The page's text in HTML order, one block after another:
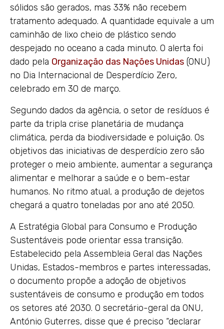
sólidos são gerados, mas 33% não recebem
tratamento adequado. A quantidade equivale a um
caminhão de lixo cheio de plástico sendo
despejado no oceano a cada minuto. O alerta foi
dado pela Organização das Nações Unidas (ONU)
no Dia Internacional de Desperdício Zero,
celebrado em 30 de março.
Segundo dados da agência, o setor de resíduos é
parte da tripla crise planetária de mudança
climática, perda da biodiversidade e poluição. Os
objetivos das iniciativas de desperdício zero são
proteger o meio ambiente, aumentar a segurança
alimentar e melhorar a saúde e o bem-estar
humanos. No ritmo atual, a produção de dejetos
chegará a quatro toneladas por ano até 2050.
A Estratégia Global para Consumo e Produção
Sustentáveis ​​pode orientar essa transição.
Estabelecido pela Assembleia Geral das Nações
Unidas, Estados-membros e partes interessadas,
o documento propõe a adoção de objetivos
sustentáveis ​​de consumo e produção em todos
os setores até 2030. O secretário-geral da ONU,
António Guterres, disse que é preciso “declarar